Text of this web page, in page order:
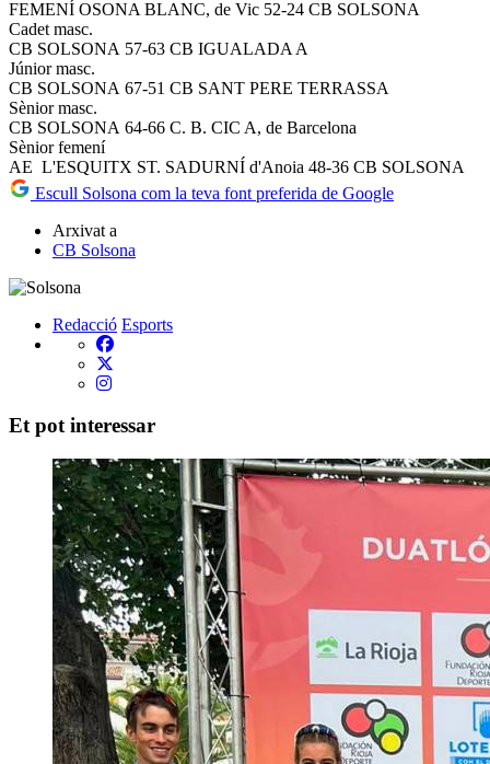
FEMENÍ OSONA BLANC, de Vic 52-24 CB SOLSONA
Cadet masc.
CB SOLSONA 57-63 CB IGUALADA A
Júnior masc.
CB SOLSONA 67-51 CB SANT PERE TERRASSA
Sènior masc.
CB SOLSONA 64-66 C. B. CIC A, de Barcelona
Sènior femení
AE L'ESQUITX ST. SADURNÍ d'Anoia 48-36 CB SOLSONA
Escull Solsona com la teva font preferida de Google
Arxivat a
CB Solsona
Redacció Esports
Et pot interessar